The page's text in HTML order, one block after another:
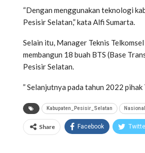
“Dengan menggunakan teknologi
Pesisir Selatan,” kata Alfi Sumarta.
Selain itu, Manager Teknis
membangun 18 buah BTS (Base
Pesisir Selatan.
” Selanjutnya pada tahun 2022 pihak
Kabupaten_Pesisir_Selatan Nasional
Share Facebook